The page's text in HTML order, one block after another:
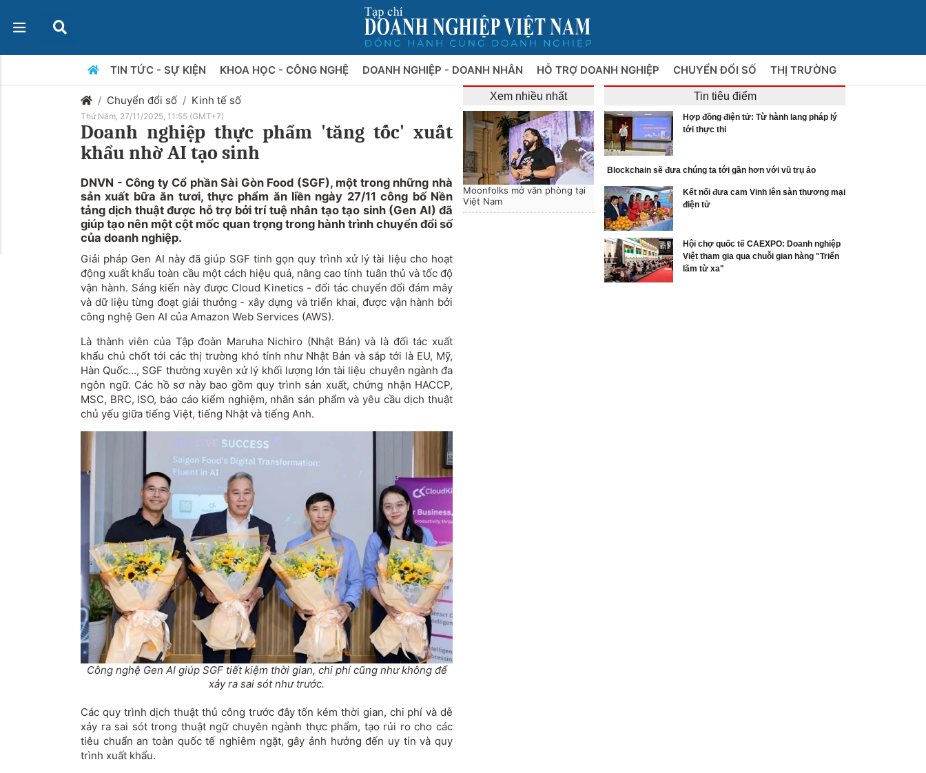
TIN TỨC - SỰ KIỆN KHOA HỌC - CÔNG NGHỆ DOANH NGHIỆP - DOANH NHÂN HỖ TRỢ DOANH NGHIỆP CHUYỂN ĐỔI SỐ THỊ TRƯỜNG
Chuyển đổi số Kinh tế số
Thứ Năm, 27/11/2025, 11:55 (GMT+7)
Doanh nghiệp thực phẩm 'tăng tốc' xuất
khẩu nhờ AI tạo sinh
DNVN - Công ty Cổ phần Sài Gòn Food (SGF), một trong những nhà
sản xuất bữa ăn tươi, thực phẩm ăn liền ngày 27/11 công bố Nền
tảng dịch thuật được hỗ trợ bởi trí tuệ nhân tạo tạo sinh (Gen AI) đã
giúp tạo nên một cột mốc quan trọng trong hành trình chuyển đổi số
của doanh nghiệp.
Giải pháp Gen AI này đã giúp SGF tinh gọn quy trình xử lý tài liệu cho hoạt
động xuất khẩu toàn cầu một cách hiệu quả, nâng cao tính tuân thủ và tốc độ
vận hành. Sáng kiến này được Cloud Kinetics - đối tác chuyển đổi đám mây
và dữ liệu từng đoạt giải thưởng - xây dựng và triển khai, được vận hành bởi
công nghệ Gen AI của Amazon Web Services (AWS).
Là thành viên của Tập đoàn Maruha Nichiro (Nhật Bản) và là đối tác xuất
khẩu chủ chốt tới các thị trường khó tính như Nhật Bản và sắp tới là EU, Mỹ,
Hàn Quốc..., SGF thường xuyên xử lý khối lượng lớn tài liệu chuyên ngành đa
ngôn ngữ. Các hồ sơ này bao gồm quy trình sản xuất, chứng nhận HACCP,
MSC, BRC, ISO, báo cáo kiểm nghiệm, nhãn sản phẩm và yêu cầu dịch thuật
chủ yếu giữa tiếng Việt, tiếng Nhật và tiếng Anh.
Công nghệ Gen AI giúp SGF tiết kiệm thời gian, chi phí cũng như không để
xảy ra sai sót như trước.
Các quy trình dịch thuật thủ công trước đây tốn kém thời gian, chi phí và dễ
xảy ra sai sót trong thuật ngữ chuyên ngành thực phẩm, tạo rủi ro cho các
tiêu chuẩn an toàn quốc tế nghiêm ngặt, gây ảnh hưởng đến uy tín và quy
trình xuất khẩu.
Xem nhiều nhất
Moonfolks mở văn phòng tại
Việt Nam
Tin tiêu điểm
Hợp đồng điện tử: Từ hành lang pháp lý
tới thực thi
Blockchain sẽ đưa chúng ta tới gần hơn với vũ trụ ảo
Kết nối đưa cam Vinh lên sàn thương mại
điện tử
Hội chợ quốc tế CAEXPO: Doanh nghiệp
Việt tham gia qua chuỗi gian hàng "Triển
lãm từ xa"